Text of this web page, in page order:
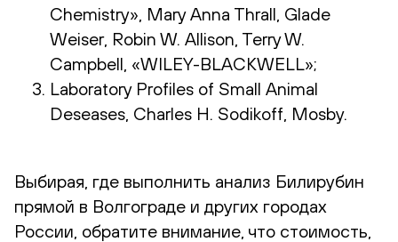
Chemistry», Mary Anna Thrall, Glade
Weiser, Robin W. Allison, Terry W.
Campbell, «WILEY-BLACKWELL»;
Laboratory Profiles of Small Animal
Deseases, Charles H. Sodikoff, Mosby.
Выбирая, где выполнить анализ Билирубин
прямой в Волгограде и других городах
России, обратите внимание, что стоимость,